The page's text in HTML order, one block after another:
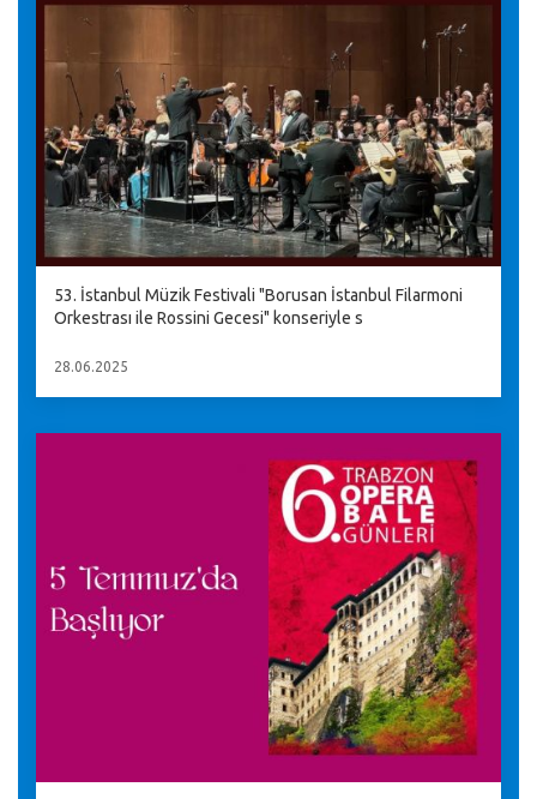
53. İstanbul Müzik Festivali "Borusan İstanbul Filarmoni
Orkestrası ile Rossini Gecesi" konseriyle s
28.06.2025